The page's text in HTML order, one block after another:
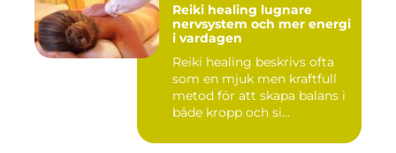
Reiki healing lugnare
nervsystem och mer energi
i vardagen
Reiki healing beskrivs ofta
som en mjuk men kraftfull
metod för att skapa balans i
både kropp och si...